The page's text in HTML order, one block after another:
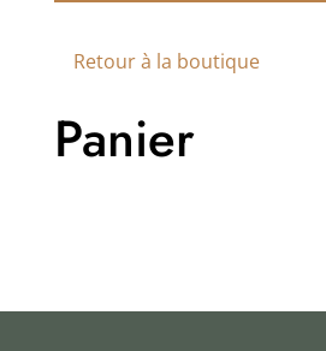
Retour à la boutique
Panier